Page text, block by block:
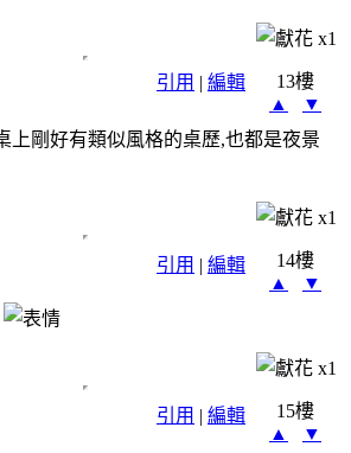
x1
引用 | 編輯
13樓
▲
▼
上剛好有類似風格的桌歷,也都是夜景
x1
引用 | 編輯
14樓
▲
▼
x1
引用 | 編輯
15樓
▲
▼